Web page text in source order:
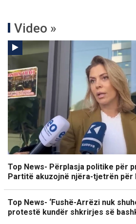
Video »
Top News- Përplasja politike për
Partitë akuzojnë njëra-tjetrën për
Top News- ‘Fushë-Arrëzi nuk
protestë kundër shkrirjes së